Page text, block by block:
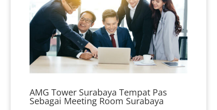
AMG Tower Surabaya Tempat Pas
Sebagai Meeting Room Surabaya